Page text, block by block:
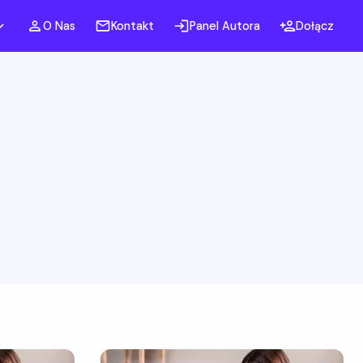
O Nas Kontakt Panel Autora Dołącz